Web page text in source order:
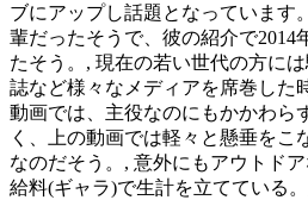
ブにアップし話題となっています
輩だったそうで、彼の紹介で
たそう。, 現在の若い世代の方に
誌など様々なメディアを席巻した
動画では、主役なのにもかかわら
く、上の動画では軽々と懸垂を
なのだそう。, 意外にもアウトド
給料(ギャラ)で生計を立てている